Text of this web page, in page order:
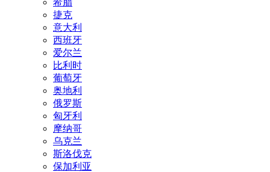
捷克
意大利
西班牙
爱尔兰
比利时
葡萄牙
奥地利
俄罗斯
匈牙利
摩纳哥
乌克兰
斯洛伐克
保加利亚